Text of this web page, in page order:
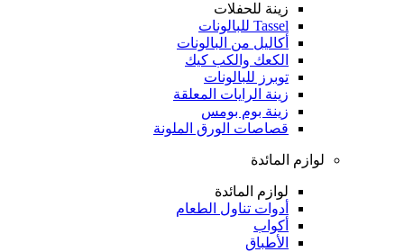
زينة للحفلات
Tassel للبالونات
أكاليل من البالونات
الكعك والكب كيك
توبرز للبالونات
زينة الرايات المعلقة
زينة بوم بومس
قصاصات الورق الملونة
لوازم المائدة
لوازم المائدة
أدوات تناول الطعام
أكواب
الأطباق